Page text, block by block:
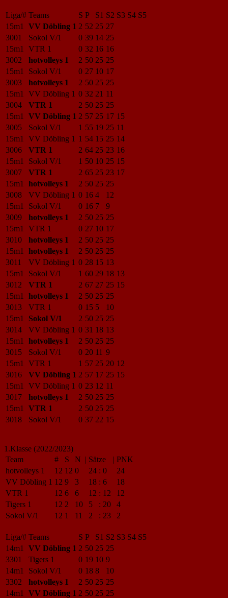
Liga/# Teams S P S1 S2 S3 S4 S5
15m1
VV Döbling 1 2 52 25 27
3001
Sokol V/1 0 39 14 25
15m1
VTR 1 0 32 16 16
3002
hotvolleys 1 2 50 25 25
15m1
Sokol V/1 0 27 10 17
3003
hotvolleys 1 2 50 25 25
15m1
VV Döbling 1 0 32 21 11
3004
VTR 1 2 50 25 25
15m1
VV Döbling 1 2 57 25 17 15
3005
Sokol V/1 1 55 19 25 11
15m1
VV Döbling 1 1 54 15 25 14
3006
VTR 1 2 64 25 23 16
15m1
Sokol V/1 1 50 10 25 15
3007
VTR 1 2 65 25 23 17
15m1
hotvolleys 1 2 50 25 25
3008
VV Döbling 1 0 16 4
12
15m1
Sokol V/1 0 16 7
9
3009
hotvolleys 1 2 50 25 25
15m1
VTR 1 0 27 10 17
3010
hotvolleys 1 2 50 25 25
15m1
hotvolleys 1 2 50 25 25
3011
VV Döbling 1 0 28 15 13
15m1
Sokol V/1 1 60 29 18 13
3012
VTR 1 2 67 27 25 15
15m1
hotvolleys 1 2 50 25 25
3013
VTR 1 0 15 5
10
15m1
Sokol V/1 2 50 25 25
3014
VV Döbling 1 0 31 18 13
15m1
hotvolleys 1 2 50 25 25
3015
Sokol V/1 0 20 11 9
15m1
VTR 1 1 57 25 20 12
3016
VV Döbling 1 2 57 17 25 15
15m1
VV Döbling 1 0 23 12 11
3017
hotvolleys 1 2 50 25 25
15m1
VTR 1 2 50 25 25
3018
Sokol V/1 0 37 22 15
1.Klasse (2022/2023)
Team
# S N | Sätze | PNK
hotvolleys 1
12 12 0 24 : 0
24
VV Döbling 1 12 9 3 18 : 6
18
VTR 1
12 6 6 12 : 12
12
Tigers 1
12 2 10 5 : 20
4
Sokol V/1
12 1 11 2 : 23 2
Liga/# Teams S P S1 S2 S3 S4 S5
14m1
VV Döbling 1 2 50 25 25
3301
Tigers 1 0 19 10 9
14m1
Sokol V/1 0 18 8
10
3302
hotvolleys 1 2 50 25 25
14m1
VV Döbling 1 2 50 25 25